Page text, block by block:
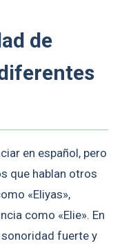
de
en español, pero
que hablan otros
«Eliyas»,
como «Elie». En
sonoridad fuerte y